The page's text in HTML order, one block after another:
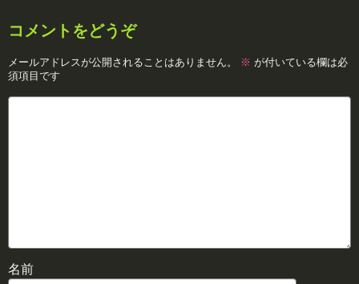
コメントをどうぞ
メールアドレスが公開されることはありません。 ※ が付いている欄は必
須項目です
名前